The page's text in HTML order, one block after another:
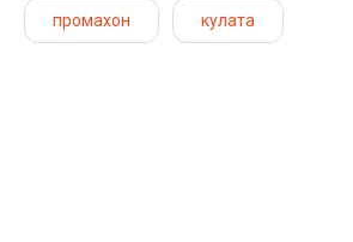
промахон кулата